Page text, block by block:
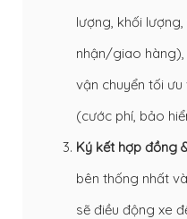
lượng, khối
nhận/giao
vận chuyển tối
(cước phí, bảo
Ký kết hợp đồng
bên thống nhất
sẽ điều động xe